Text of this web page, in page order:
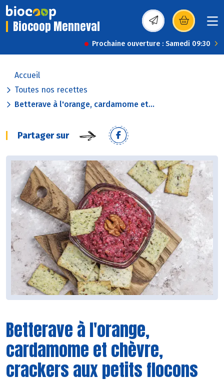
Biocoop Menneval (s’ouvre dans une
Prochaine ouverture : Samedi 09:30
Accueil
Toutes nos recettes
Betterave à l'orange, cardamome et...
Partager sur
Betterave à l'orange,
cardamome et chèvre,
crackers aux petits flocons